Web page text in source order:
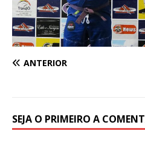
ANTERIOR
SEJA O PRIMEIRO A